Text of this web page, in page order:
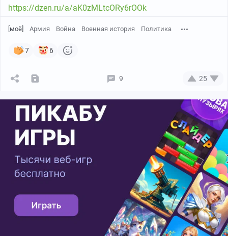
https://dzen.ru/a/aK0zMLtcORy6rOOk
[моё] Армия Война Военная история Политика
7 6
9 25